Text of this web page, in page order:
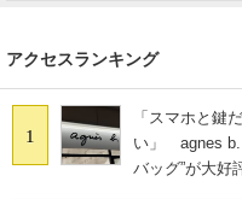
アクセスランキング
1
「スマホと鍵
い」 agnes b.
バッグ”が大好